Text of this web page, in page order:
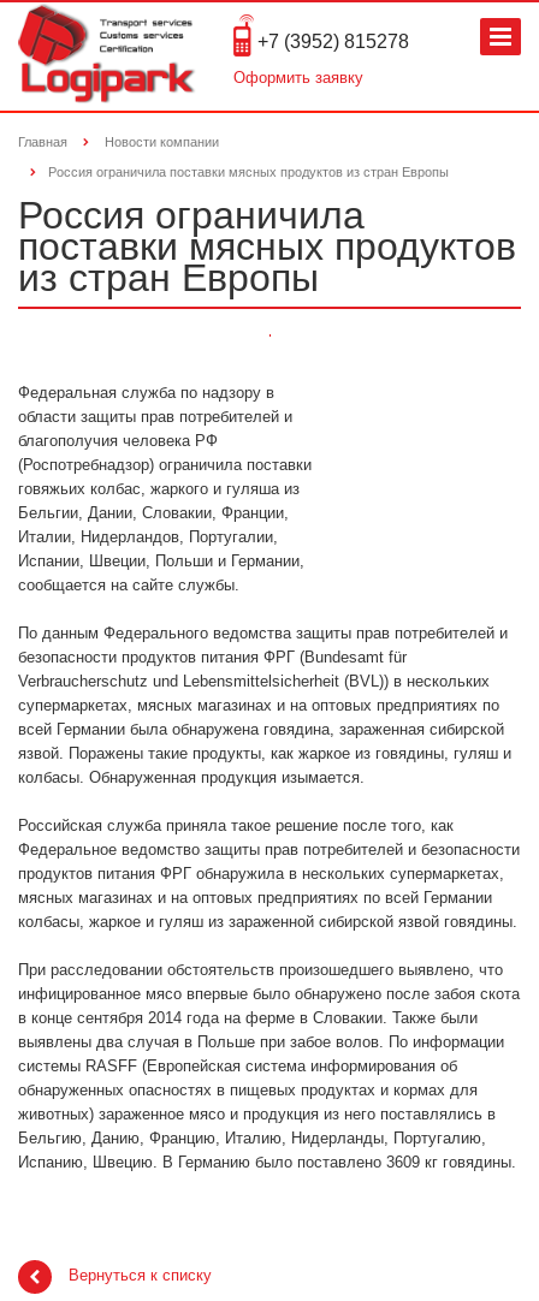
+7 (3952) 815278
Оформить заявку
Главная Новости компании
Россия ограничила поставки мясных продуктов из стран Европы
Россия ограничила
поставки мясных продуктов
из стран Европы
Федеральная служба по надзору в
области защиты прав потребителей и
благополучия человека РФ
(Роспотребнадзор) ограничила поставки
говяжьих колбас, жаркого и гуляша из
Бельгии, Дании, Словакии, Франции,
Италии, Нидерландов, Португалии,
Испании, Швеции, Польши и Германии,
сообщается на сайте службы.
По данным Федерального ведомства защиты прав потребителей и
безопасности продуктов питания ФРГ (Bundesamt für
Verbraucherschutz und Lebensmittelsicherheit (BVL)) в нескольких
супермаркетах, мясных магазинах и на оптовых предприятиях по
всей Германии была обнаружена говядина, зараженная сибирской
язвой. Поражены такие продукты, как жаркое из говядины, гуляш и
колбасы. Обнаруженная продукция изымается.
Российская служба приняла такое решение после того, как
Федеральное ведомство защиты прав потребителей и безопасности
продуктов питания ФРГ обнаружила в нескольких супермаркетах,
мясных магазинах и на оптовых предприятиях по всей Германии
колбасы, жаркое и гуляш из зараженной сибирской язвой говядины.
При расследовании обстоятельств произошедшего выявлено, что
инфицированное мясо впервые было обнаружено после забоя скота
в конце сентября 2014 года на ферме в Словакии. Также были
выявлены два случая в Польше при забое волов. По информации
системы RASFF (Европейская система информирования об
обнаруженных опасностях в пищевых продуктах и кормах для
животных) зараженное мясо и продукция из него поставлялись в
Бельгию, Данию, Францию, Италию, Нидерланды, Португалию,
Испанию, Швецию. В Германию было поставлено 3609 кг говядины.
Вернуться к списку